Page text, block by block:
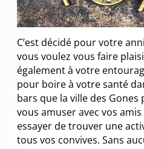
C’est décidé pour votre
vous voulez vous faire
également à votre
pour boire à votre santé
bars que la ville des
vous amuser avec vos
essayer de trouver une
tous vos convives. Sans